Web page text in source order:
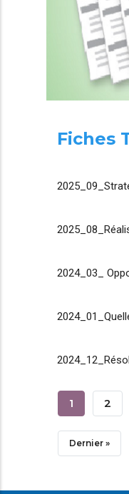
Fiches
2024_03_
Pagination
Page
Courante
1 Page
2
Dernière
Dernier »